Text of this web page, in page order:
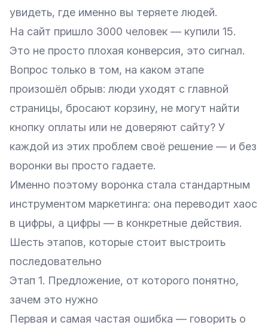
увидеть, где именно вы теряете людей.
На сайт пришло 3000 человек — купили 15.
Это не просто плохая конверсия, это сигнал.
Вопрос только в том, на каком этапе
произошёл обрыв: люди уходят с главной
страницы, бросают корзину, не могут найти
кнопку оплаты или не доверяют сайту? У
каждой из этих проблем своё решение — и без
воронки вы просто гадаете.
Именно поэтому воронка стала стандартным
инструментом маркетинга: она переводит хаос
в цифры, а цифры — в конкретные действия.
Шесть этапов, которые стоит выстроить
последовательно
Этап 1. Предложение, от которого понятно,
зачем это нужно
Первая и самая частая ошибка — говорить о